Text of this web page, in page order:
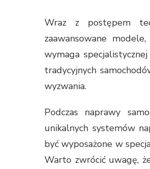
Wraz z postępem
zaawansowane
wymaga
tradycyjnych
wyzwania.
Podczas naprawy
unikalnych systemów
być wyposażone w
Warto zwrócić uwagę,